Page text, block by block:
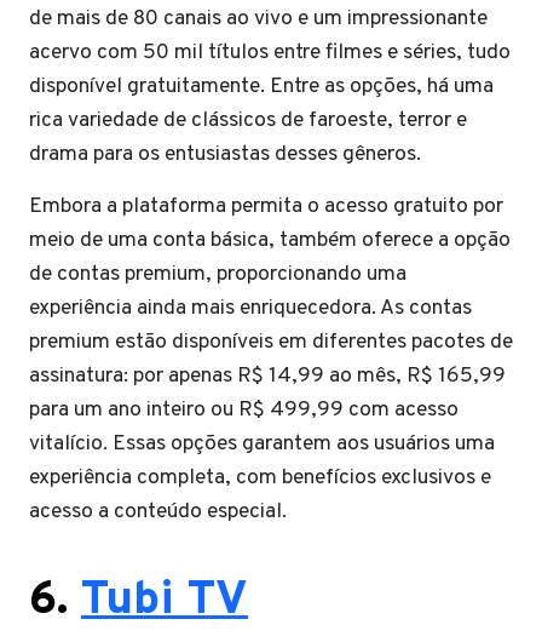
de mais de 80 canais ao vivo e um impressionante
acervo com 50 mil títulos entre filmes e séries, tudo
disponível gratuitamente. Entre as opções, há uma
rica variedade de clássicos de faroeste, terror e
drama para os entusiastas desses gêneros.
Embora a plataforma permita o acesso gratuito por
meio de uma conta básica, também oferece a opção
de contas premium, proporcionando uma
experiência ainda mais enriquecedora. As contas
premium estão disponíveis em diferentes pacotes de
assinatura: por apenas R$ 14,99 ao mês, R$ 165,99
para um ano inteiro ou R$ 499,99 com acesso
vitalício. Essas opções garantem aos usuários uma
experiência completa, com benefícios exclusivos e
acesso a conteúdo especial.
6. Tubi TV